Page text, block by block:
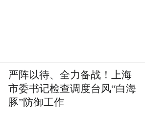
严阵以待、全力备战！上海
市委书记检查调度台风“白海
豚”防御工作